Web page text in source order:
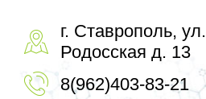
г. Ставрополь, ул.
Родосская д. 13
8(962)403-83-21